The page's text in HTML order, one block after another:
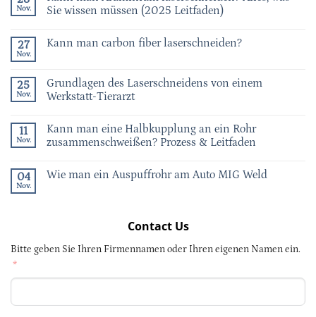
Nov.
Sie wissen müssen (2025 Leitfaden)
27
Nov.
Kann man carbon fiber laserschneiden?
25
Nov.
Grundlagen des Laserschneidens von einem
Werkstatt-Tierarzt
11
Nov.
Kann man eine Halbkupplung an ein Rohr
zusammenschweißen? Prozess & Leitfaden
04
Nov.
Wie man ein Auspuffrohr am Auto MIG Weld
Contact Us
Bitte geben Sie Ihren Firmennamen oder Ihren eigenen Namen ein.